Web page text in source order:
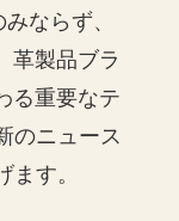
ならず、
革製品ブラ
る重要なテ
のニュース
す。